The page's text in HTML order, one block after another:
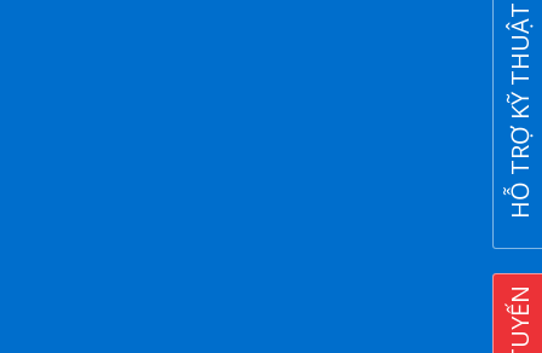
HỖ TRỢ KỸ THUẬT